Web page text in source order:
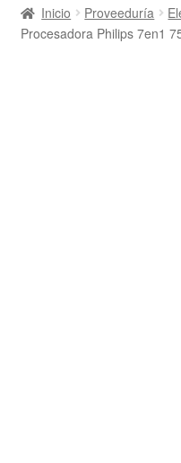
Inicio Proveeduría
Procesadora Philips 7en1